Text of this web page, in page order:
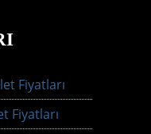
Fiyatları
Fiyatları